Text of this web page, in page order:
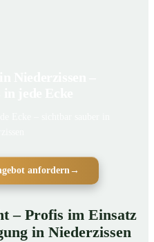
anfordern →
– Profis im Einsatz
in Niederzissen